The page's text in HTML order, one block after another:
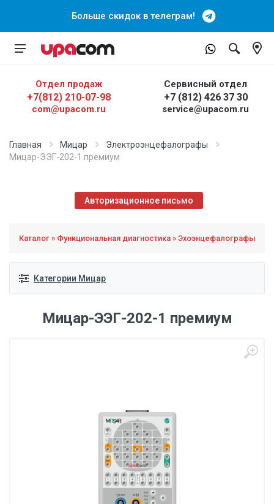
Больше скидок в телеграм!
Отдел продаж
+7(812) 210-07-98
com@upacom.ru
Сервисный отдел
+7 (812) 426 37 30
service@upacom.ru
Главная Мицар
Электроэнцефалографы
Мицар-ЭЭГ-202-1 премиум
Авторизационное письмо
Каталог » Функциональная диагностика » Эхоэнцефалографы
Категории Мицар
Мицар-ЭЭГ-202-1 премиум